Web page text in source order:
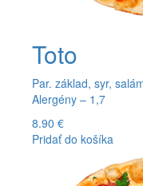
Toto
Par. základ, syr,
Alergény – 1,7
8.90 €
Pridať do košíka